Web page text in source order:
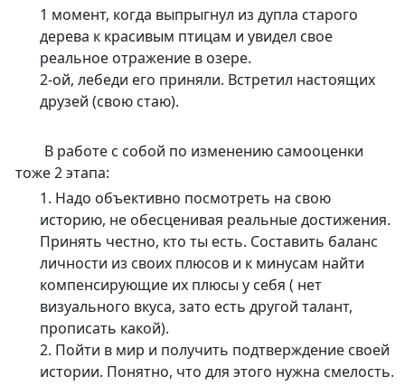
1 момент, когда выпрыгнул из дупла старого
дерева к красивым птицам и увидел свое
реальное отражение в озере.
2-ой, лебеди его приняли. Встретил настоящих
друзей (свою стаю).
В работе с собой по изменению самооценки
тоже 2 этапа:
1. Надо объективно посмотреть на свою
историю, не обесценивая реальные достижения.
Принять честно, кто ты есть. Составить баланс
личности из своих плюсов и к минусам найти
компенсирующие их плюсы у себя ( нет
визуального вкуса, зато есть другой талант,
прописать какой).
2. Пойти в мир и получить подтверждение своей
истории. Понятно, что для этого нужна смелость.